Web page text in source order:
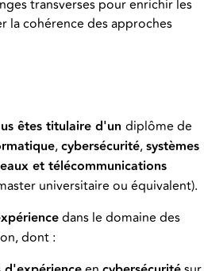
transverses pour enrichir les
la cohérence des approches
êtes titulaire d'un diplôme de
,cybersécurité,systèmes
et télécommunications
universitaire ou équivalent).
dans le domaine des
dont :